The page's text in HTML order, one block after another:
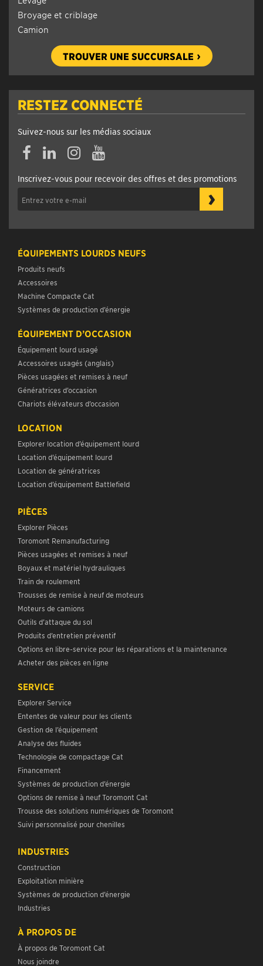
Broyage et criblage
Camion
TROUVER UNE SUCCURSALE
RESTEZ CONNECTÉ
Suivez-nous sur les médias sociaux
FacebookLinkedinInstagramYouTube
Inscrivez-vous pour recevoir des offres et des promotions
›
ÉQUIPEMENTS LOURDS NEUFS
Produits neufs
Accessoires
Machine Compacte Cat
Systèmes de production d’énergie
ÉQUIPEMENT D’OCCASION
Équipement lourd usagé
Accessoires usagés (anglais)
Pièces usagées et remises à neuf
Génératrices d’occasion
Chariots élévateurs d’occasion
LOCATION
Explorer location d’équipement lourd
Location d’équipement lourd
Location de génératrices
Location d’équipement Battlefield
PIÈCES
Explorer Pièces
Toromont Remanufacturing
Pièces usagées et remises à neuf
Boyaux et matériel hydrauliques
Train de roulement
Trousses de remise à neuf de moteurs
Moteurs de camions
Outils d’attaque du sol
Produits d’entretien préventif
Options en libre-service pour les réparations et la maintenance
Acheter des pièces en ligne
SERVICE
Explorer Service
Ententes de valeur pour les clients
Gestion de l’équipement
Analyse des fluides
Technologie de compactage Cat
Financement
Systèmes de production d’énergie
Options de remise à neuf Toromont Cat
Trousse des solutions numériques de Toromont
Suivi personnalisé pour chenilles
INDUSTRIES
Construction
Exploitation minière
Systèmes de production d’énergie
Industries
À PROPOS DE
À propos de Toromont Cat
Nous joindre